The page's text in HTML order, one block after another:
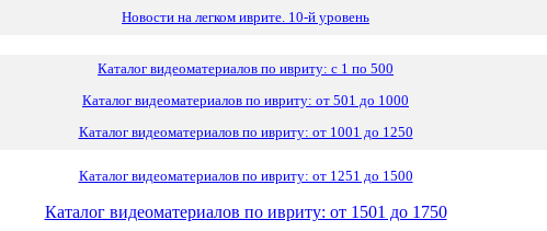
Новости на легком иврите. 10-й уровень
Каталог видеоматериалов по ивриту: с 1 по 500
Каталог видеоматериалов по ивриту: от 501 до 1000
Каталог видеоматериалов по ивриту: от 1001 до 1250
Каталог видеоматериалов по ивриту: от 1251 до 1500
Каталог видеоматериалов по ивриту: от 1501 до 1750